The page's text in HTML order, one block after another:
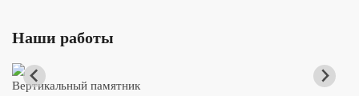
Наши работы
Вертикальный памятник